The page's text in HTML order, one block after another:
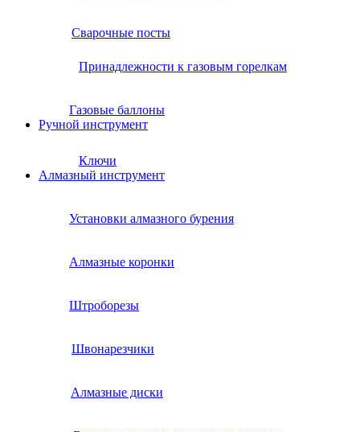
Сварочные посты
Принадлежности к газовым горелкам
Газовые баллоны
Ручной инструмент
Ключи
Алмазный инструмент
Установки алмазного бурения
Алмазные коронки
Штроборезы
Швонарезчики
Алмазные диски